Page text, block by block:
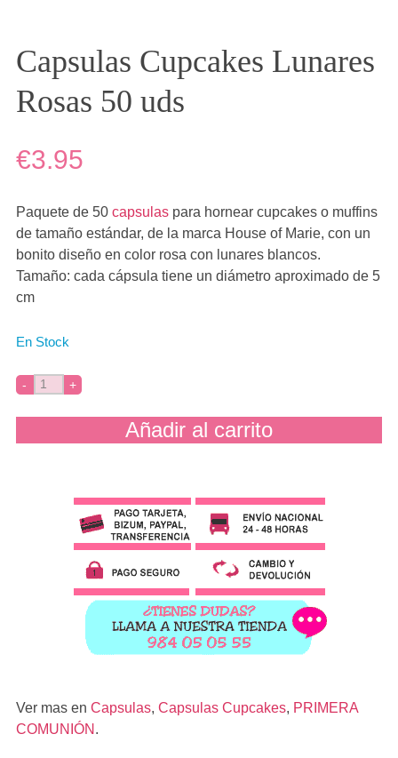
Capsulas Cupcakes Lunares
Rosas 50 uds
€3.95
Paquete de 50 capsulaspara hornear cupcakes o muffins
de tamaño estándar, de la marca House of Marie, con un
bonito diseño en color rosa con lunares blancos.
Tamaño: cada cápsula tiene un diámetro aproximado de 5
cm
En Stock
Añadir al carrito
Ver mas en Capsulas, Capsulas Cupcakes, PRIMERA
COMUNIÓN .